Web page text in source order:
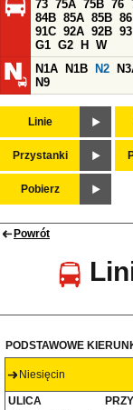
73 75A 75B 76
84B 85A 85B 86
91C 92A 92B 93
G1 G2 H
W
N1A
N1B N2
N9
Linie
Przystanki
Pobierz
Powrót
PODSTAWOWE
Niesięcin
ULICA